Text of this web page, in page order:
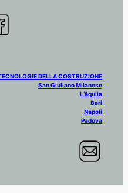
DELLA COSTRUZIONE
San Giuliano Milanese
L’Aquila
Bari
Napoli
Padova